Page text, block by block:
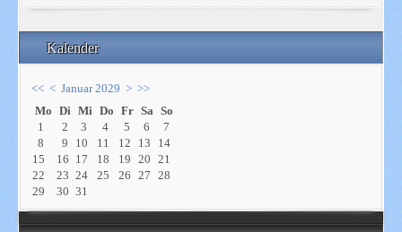
Kalender
<< < Januar 2029 > >>
Mo Di Mi Do Fr Sa So
1
2 3 4 5 6
7
8
9 10 11 12 13
14
15
16 17 18 19 20
21
22
23 24 25 26 27
28
29
30 31